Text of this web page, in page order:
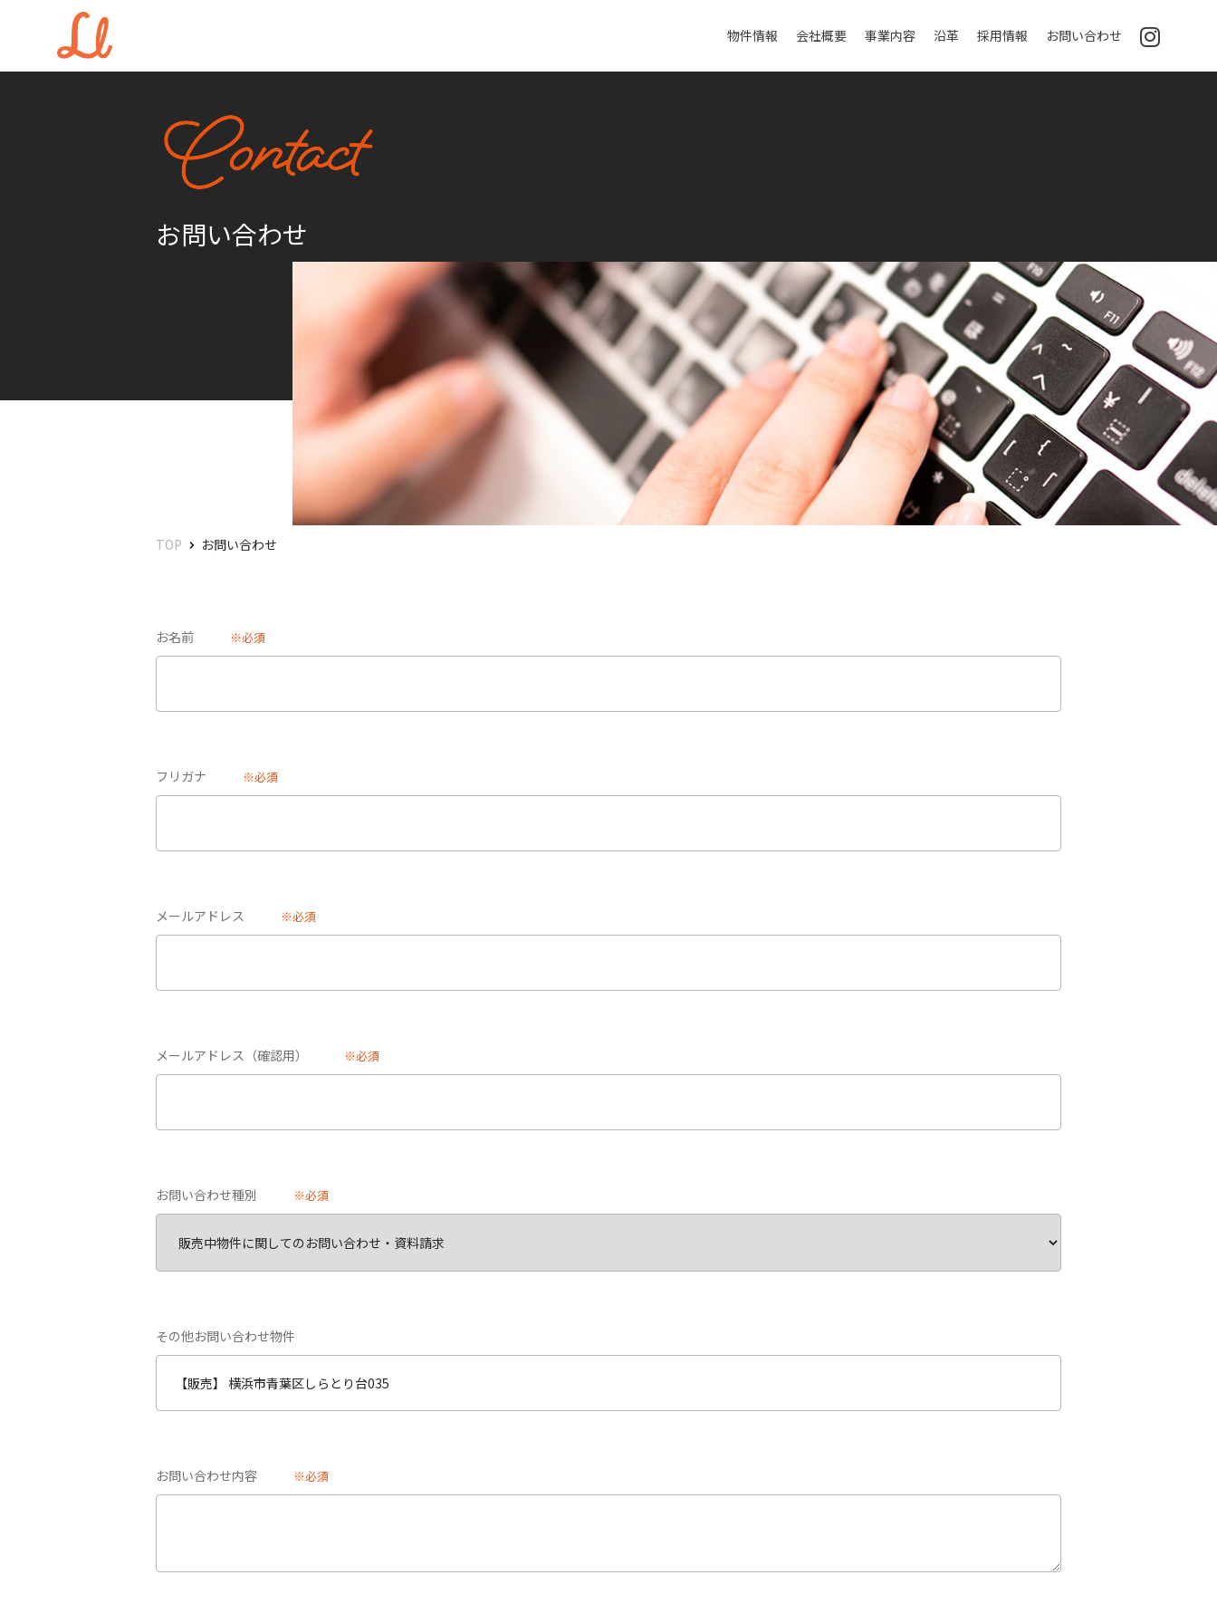
物件情報 会社概要 事業内容 沿革 採用情報 お問い合わせ
お問い合わせ
TOP お問い合わせ
お名前 ※必須
フリガナ ※必須
メールアドレス ※必須
メールアドレス（確認用） ※必須
お問い合わせ種別 ※必須
その他お問い合わせ物件
お問い合わせ内容 ※必須